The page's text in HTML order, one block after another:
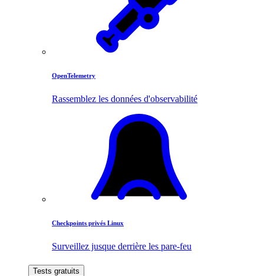
OpenTelemetry
Rassemblez les données d'observabilité
Checkpoints privés Linux
Surveillez jusque derrière les pare-feu
Tests gratuits